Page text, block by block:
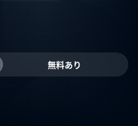
無料あり